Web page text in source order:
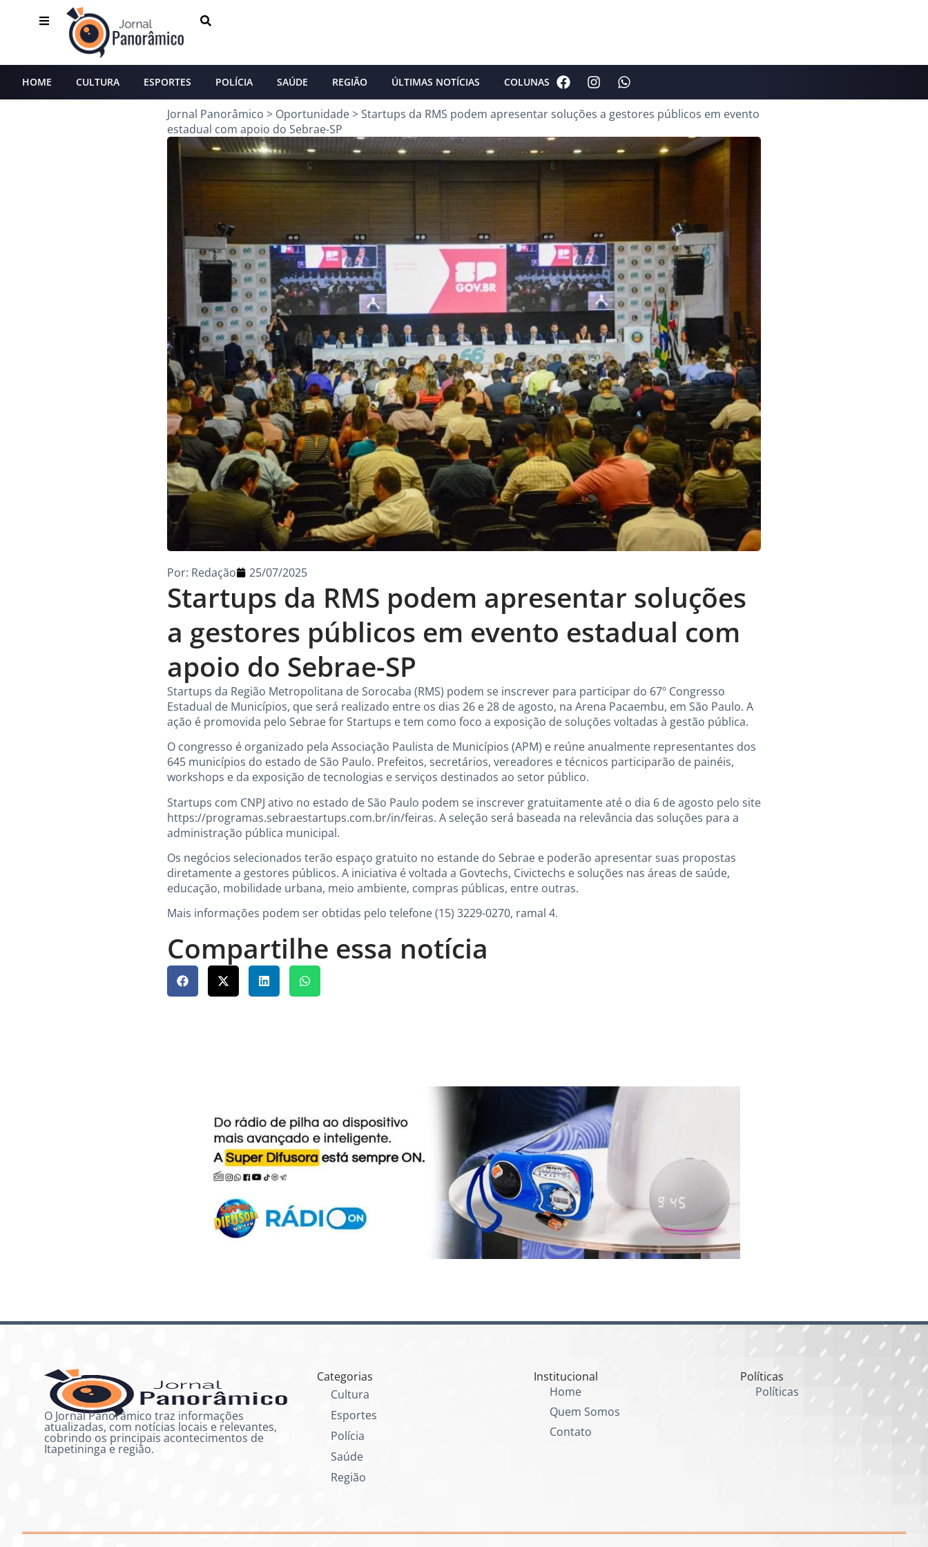
HOME CULTURA ESPORTES POLÍCIA SAÚDE REGIÃO ÚLTIMAS NOTÍCIAS COLUNAS
Jornal Panorâmico > Oportunidade>Startups da RMS podem apresentar soluções a gestores públicos em evento
estadual com apoio do Sebrae-SP
Startups da RMS podem apresentar soluções
a gestores públicos em evento estadual com
apoio do Sebrae-SP
Por: Redação 25/07/2025
Startups da Região Metropolitana de Sorocaba (RMS) podem se inscrever para participar do 67º Congresso
Estadual de Municípios, que será realizado entre os dias 26 e 28 de agosto, na Arena Pacaembu, em São Paulo. A
ação é promovida pelo Sebrae for Startups e tem como foco a exposição de soluções voltadas à gestão pública.
O congresso é organizado pela Associação Paulista de Municípios (APM) e reúne anualmente representantes dos
645 municípios do estado de São Paulo. Prefeitos, secretários, vereadores e técnicos participarão de painéis,
workshops e da exposição de tecnologias e serviços destinados ao setor público.
Startups com CNPJ ativo no estado de São Paulo podem se inscrever gratuitamente até o dia 6 de agosto pelo site
https://programas.sebraestartups.com.br/in/feiras. A seleção será baseada na relevância das soluções para a
administração pública municipal.
Os negócios selecionados terão espaço gratuito no estande do Sebrae e poderão apresentar suas propostas
diretamente a gestores públicos. A iniciativa é voltada a Govtechs, Civictechs e soluções nas áreas de saúde,
educação, mobilidade urbana, meio ambiente, compras públicas, entre outras.
Mais informações podem ser obtidas pelo telefone (15) 3229-0270, ramal 4.
Compartilhe essa notícia
O Jornal Panorâmico traz informações
atualizadas, com notícias locais e relevantes,
cobrindo os principais acontecimentos de
Itapetininga e região.
Categorias
Cultura
Esportes
Polícia
Saúde
Região
Institucional
Home
Quem Somos
Contato
Políticas
Políticas